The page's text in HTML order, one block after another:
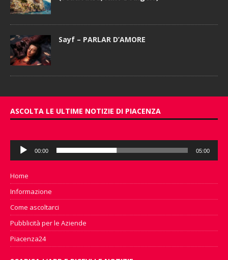
Sayf – PARLAR D’AMORE
ASCOLTA LE ULTIME NOTIZIE DI PIACENZA
Audio
Player
00:00 05:00
Home
Informazione
Come ascoltarci
Pubblicità per le Aziende
Piacenza24